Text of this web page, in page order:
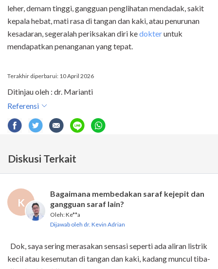
leher, demam tinggi, gangguan penglihatan mendadak, sakit
kepala hebat, mati rasa di tangan dan kaki, atau penurunan
kesadaran, segeralah periksakan diri kedokteruntuk
mendapatkan penanganan yang tepat.
Terakhir diperbarui: 10 April 2026